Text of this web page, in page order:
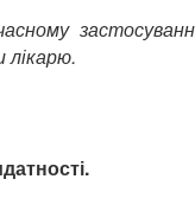
лікарю.